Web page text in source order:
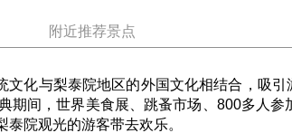
附近推荐景点
化与梨泰院地区的外国文化相结合，吸引
期间，世界美食展、跳蚤市场、800多人
院观光的游客带去欢乐。